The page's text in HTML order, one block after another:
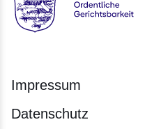
Hessen - Ordentliche
Impressum
Datenschutz